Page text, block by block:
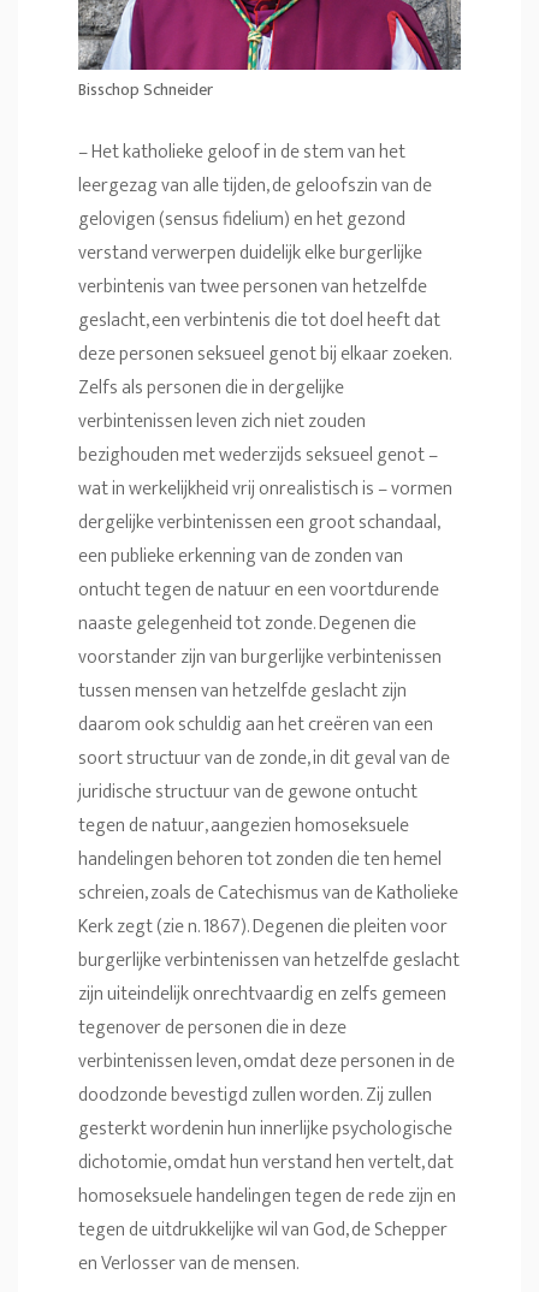
Bisschop Schneider
– Het katholieke geloof in de stem van het
leergezag van alle tijden, de geloofszin van de
gelovigen (sensus fidelium) en het gezond
verstand verwerpen duidelijk elke burgerlijke
verbintenis van twee personen van hetzelfde
geslacht, een verbintenis die tot doel heeft dat
deze personen seksueel genot bij elkaar zoeken.
Zelfs als personen die in dergelijke
verbintenissen leven zich niet zouden
bezighouden met wederzijds seksueel genot –
wat in werkelijkheid vrij onrealistisch is – vormen
dergelijke verbintenissen een groot schandaal,
een publieke erkenning van de zonden van
ontucht tegen de natuur en een voortdurende
naaste gelegenheid tot zonde. Degenen die
voorstander zijn van burgerlijke verbintenissen
tussen mensen van hetzelfde geslacht zijn
daarom ook schuldig aan het creëren van een
soort structuur van de zonde, in dit geval van de
juridische structuur van de gewone ontucht
tegen de natuur, aangezien homoseksuele
handelingen behoren tot zonden die ten hemel
schreien, zoals de Catechismus van de Katholieke
Kerk zegt (zie n. 1867). Degenen die pleiten voor
burgerlijke verbintenissen van hetzelfde geslacht
zijn uiteindelijk onrechtvaardig en zelfs gemeen
tegenover de personen die in deze
verbintenissen leven, omdat deze personen in de
doodzonde bevestigd zullen worden. Zij zullen
gesterkt wordenin hun innerlijke psychologische
dichotomie, omdat hun verstand hen vertelt, dat
homoseksuele handelingen tegen de rede zijn en
tegen de uitdrukkelijke wil van God, de Schepper
en Verlosser van de mensen.